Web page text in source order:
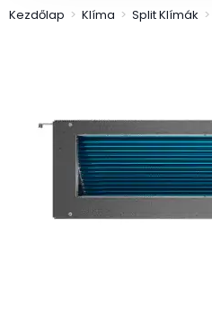
Kezdőlap > Klíma > Split Klímák >